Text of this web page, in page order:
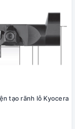
tạo rãnh lỗ Kyocera